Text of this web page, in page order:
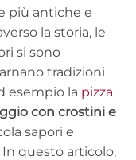
più antiche e
la storia, le
si sono
tradizioni
esempio la pizza
con crostini e
sapori e
questo articolo,